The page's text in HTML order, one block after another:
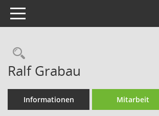
Toggle navigation
Rechercheauswahl
Ralf Grabau
Informationen Mitarbeit